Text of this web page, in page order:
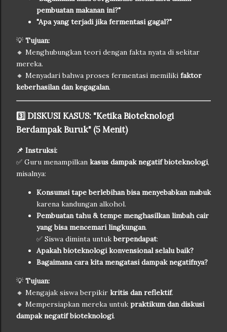
pembuatan makanan ini?"
"Apa yang terjadi jika fermentasi gagal?"
💡 Tujuan:
🔸 Menghubungkan teori dengan fakta nyata di sekitar
mereka.
🔸 Menyadari bahwa proses fermentasi memiliki faktor
keberhasilan dan kegagalan.
3️⃣ DISKUSI KASUS: "Ketika Bioteknologi
Berdampak Buruk" (5 Menit)
📌 Instruksi:
✅ Guru menampilkan kasus dampak negatif bioteknologi,
misalnya:
Konsumsi tape berlebihan bisa menyebabkan mabuk
karena kandungan alkohol.
Pembuatan tahu & tempe menghasilkan limbah cair
yang bisa mencemari lingkungan.
✅ Siswa diminta untukberpendapat:
Apakah bioteknologi konvensional selalu baik?
Bagaimana cara kita mengatasi dampak negatifnya?
💡 Tujuan:
🔸 Mengajak siswa berpikir kritis dan reflektif.
🔸 Mempersiapkan mereka untuk praktikum dan diskusi
dampak negatif bioteknologi.